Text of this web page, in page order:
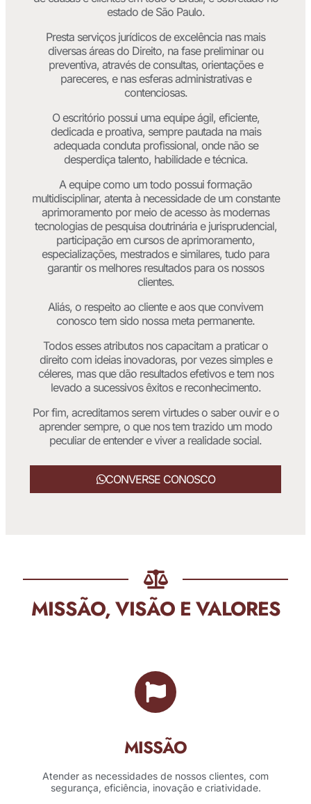
estado de São Paulo.
Presta serviços jurídicos de excelência nas mais
diversas áreas do Direito, na fase preliminar ou
preventiva, através de consultas, orientações e
pareceres, e nas esferas administrativas e
contenciosas.
O escritório possui uma equipe ágil, eficiente,
dedicada e proativa, sempre pautada na mais
adequada conduta profissional, onde não se
desperdiça talento, habilidade e técnica.
A equipe como um todo possui formação
multidisciplinar, atenta à necessidade de um constante
aprimoramento por meio de acesso às modernas
tecnologias de pesquisa doutrinária e jurisprudencial,
participação em cursos de aprimoramento,
especializações, mestrados e similares, tudo para
garantir os melhores resultados para os nossos
clientes.
Aliás, o respeito ao cliente e aos que convivem
conosco tem sido nossa meta permanente.
Todos esses atributos nos capacitam a praticar o
direito com ideias inovadoras, por vezes simples e
céleres, mas que dão resultados efetivos e tem nos
levado a sucessivos êxitos e reconhecimento.
Por fim, acreditamos serem virtudes o saber ouvir e o
aprender sempre, o que nos tem trazido um modo
peculiar de entender e viver a realidade social.
CONVERSE CONOSCO
MISSÃO, VISÃO E VALORES
MISSÃO
Atender as necessidades de nossos clientes, com
segurança, eficiência, inovação e criatividade.